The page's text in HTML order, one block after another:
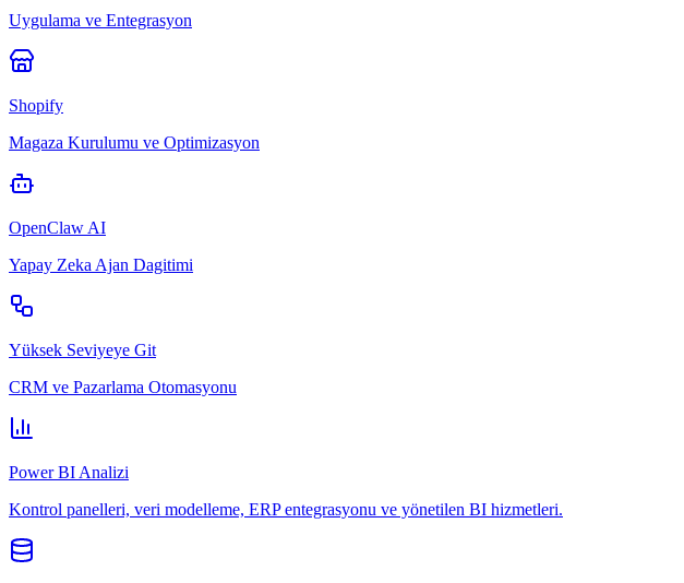
Uygulama ve Entegrasyon
Shopify
Magaza Kurulumu ve Optimizasyon
OpenClaw AI
Yapay Zeka Ajan Dagitimi
Yüksek Seviyeye Git
CRM ve Pazarlama Otomasyonu
Power BI Analizi
Kontrol panelleri, veri modelleme, ERP entegrasyonu ve yönetilen BI hizmetleri.